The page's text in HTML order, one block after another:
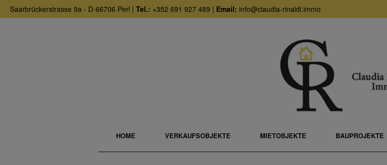
Saarbrückerstrasse 9a - D-66706 Perl | Tel.: +352 691 927 489 | Email: info@claudia-rinaldi.immo
HOME VERKAUFSOBJEKTE MIETOBJEKTE BAUPROJEKTE